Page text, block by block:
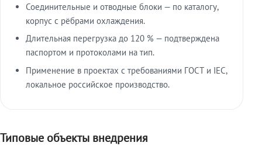
Соединительные и отводные блоки — по каталогу,
корпус с рёбрами охлаждения.
Длительная перегрузка до 120 % — подтверждена
паспортом и протоколами на тип.
Применение в проектах с требованиями ГОСТ и IEC,
локальное российское производство.
Типовые объекты внедрения